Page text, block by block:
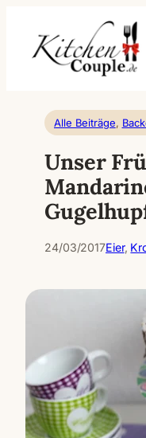
springen
Alle Beiträge,
Unser
24/03/2017Eier,